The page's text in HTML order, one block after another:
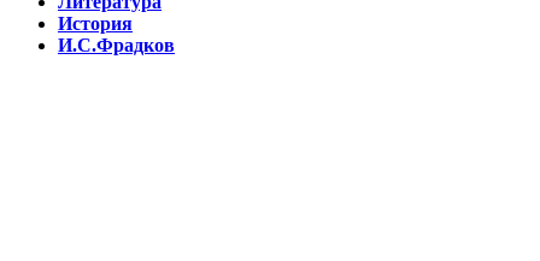
История
И.С.Фрадков